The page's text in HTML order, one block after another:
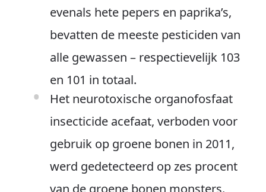
evenals hete pepers en paprika’s,
bevatten de meeste pesticiden van
alle gewassen – respectievelijk 103
en 101 in totaal.
Het neurotoxische organofosfaat
insecticide acefaat, verboden voor
gebruik op groene bonen in 2011,
werd gedetecteerd op zes procent
van de groene bonen monsters.